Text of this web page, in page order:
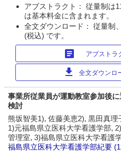
アブストラクト： 従量制は
は基本料金に含まれます。
全文ダウンロード： 従量制
(税込) です。
article アブストラ
download 全文ダウンロ
事業所従業員が運動教室参加後
検討
熊坂智美1), 佐藤美恵2), 黒田真理
1)元福島県立医科大学看護学部,
管理室, 3)福島県立医科大学看護
福島県立医科大学看護学部紀要